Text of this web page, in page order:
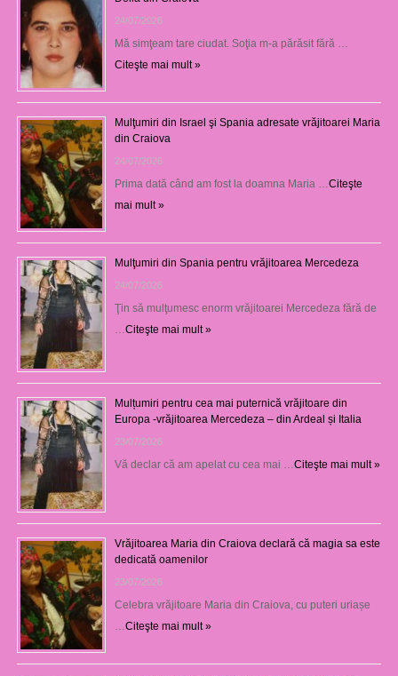
24/07/2026
Mă simţeam tare ciudat. Soţia m-a părăsit fără …
Citeşte mai mult »
Mulţumiri din Israel şi Spania adresate vrăjitoarei Maria
din Craiova
24/07/2026
Prima dată când am fost la doamna Maria … Citeşte
mai mult »
Mulţumiri din Spania pentru vrăjitoarea Mercedeza
24/07/2026
Ţin să mulţumesc enorm vrăjitoarei Mercedeza fără de
Citeşte mai mult »
Mulțumiri pentru cea mai puternică vrăjitoare din
Europa -vrăjitoarea Mercedeza – din Ardeal și Italia
23/07/2026
Vă declar că am apelat cu cea mai … Citeşte mai mult »
Vrăjitoarea Maria din Craiova declară că magia sa este
dedicată oamenilor
23/07/2026
Celebra vrăjitoare Maria din Craiova, cu puteri uriașe
Citeşte mai mult »